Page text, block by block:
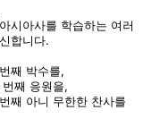
시아사를 학습하는 여러
합니다.
째 박수를,
째 응원을,
째 아니 무한한 찬사를